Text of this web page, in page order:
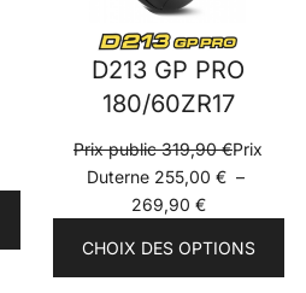
D213 GP PRO
180/60ZR17
Prix public319,90€Prix
Duterne 255,00 € –
269,90 €Plage
prix :
CHOIX DES OPTIONS